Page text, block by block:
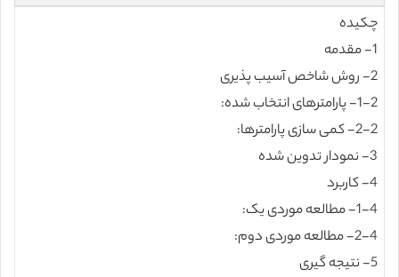
چکیده
1- مقدمه
2- روش شاخص آسیب پذیری
1-2- پارامترهای انتخاب شده:
2-2- کمی سازی پارامترها:
3- نمودار تدوین شده
4- کاربرد
1-4- مطالعه موردی یک:
2-4- مطالعه موردی دوم:
5- نتیجه گیری